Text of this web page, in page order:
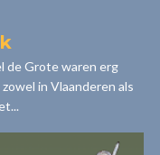
de Grote waren erg
in Vlaanderen als